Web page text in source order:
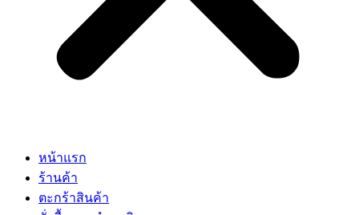
หน้าแรก
ร้านค้า
ตะกร้าสินค้า